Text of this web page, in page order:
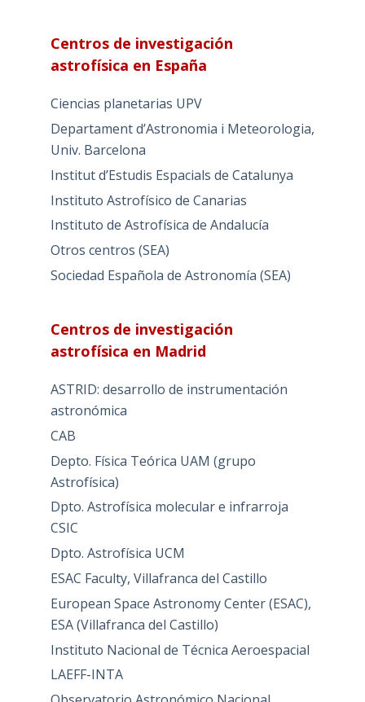
Centros de investigación
astrofísica en España
Ciencias planetarias UPV
Departament d’Astronomia i Meteorologia,
Univ. Barcelona
Institut d’Estudis Espacials de Catalunya
Instituto Astrofísico de Canarias
Instituto de Astrofísica de Andalucía
Otros centros (SEA)
Sociedad Española de Astronomía (SEA)
Centros de investigación
astrofísica en Madrid
ASTRID: desarrollo de instrumentación
astronómica
CAB
Depto. Física Teórica UAM (grupo
Astrofísica)
Dpto. Astrofísica molecular e infrarroja
CSIC
Dpto. Astrofísica UCM
ESAC Faculty, Villafranca del Castillo
European Space Astronomy Center (ESAC),
ESA (Villafranca del Castillo)
Instituto Nacional de Técnica Aeroespacial
LAEFF-INTA